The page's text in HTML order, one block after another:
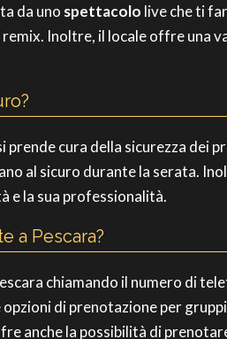
da uno spettacolo live che ti
Inoltre, il locale offre una
prende cura della sicurezza dei
al sicuro durante la serata.
e la sua professionalità.
a Pescara?
chiamando il numero di
di prenotazione per
anche la possibilità di